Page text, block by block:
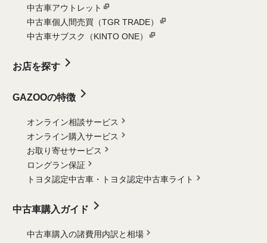
中古車アウトレット
中古車個人間売買（TGR TRADE）
中古車サブスク（KINTO ONE）
お店を探す
GAZOOの特徴
オンライン相談サービス
オンライン購入サービス
お取り寄せサービス
ロングラン保証
トヨタ認定中古車・
トヨタ認定中古車ライト
中古車購入ガイド
中古車購入の諸費用内訳と相場